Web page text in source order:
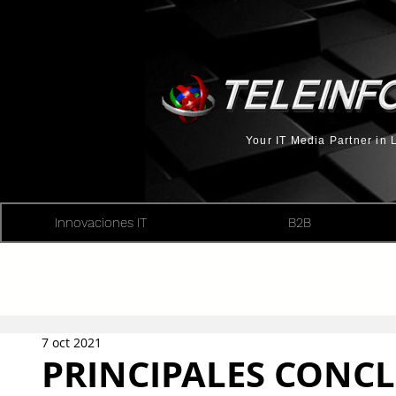
Your IT Media Partner in
Innovaciones IT B2B
PRINCIPALES
7 oct 2021